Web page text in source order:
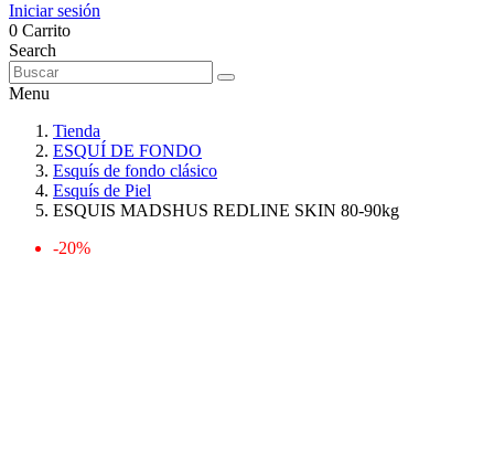
Iniciar sesión
0 Carrito
Search
Menu
Tienda
ESQUÍ DE FONDO
Esquís de fondo clásico
Esquís de Piel
ESQUIS MADSHUS REDLINE SKIN 80-90kg
-20%